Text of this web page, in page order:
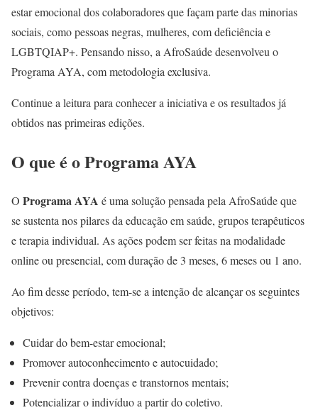
estar emocional dos colaboradores que façam parte das minorias
sociais, como pessoas negras, mulheres, com deficiência e
LGBTQIAP+. Pensando nisso, a AfroSaúde desenvolveu o
Programa AYA, com metodologia exclusiva.
Continue a leitura para conhecer a iniciativa e os resultados já
obtidos nas primeiras edições.
O que é o Programa AYA
O Programa AYA é uma solução pensada pela AfroSaúde que
se sustenta nos pilares da educação em saúde, grupos terapêuticos
e terapia individual. As ações podem ser feitas na modalidade
online ou presencial, com duração de 3 meses, 6 meses ou 1 ano.
Ao fim desse período, tem-se a intenção de alcançar os seguintes
objetivos:
Cuidar do bem-estar emocional;
Promover autoconhecimento e autocuidado;
Prevenir contra doenças e transtornos mentais;
Potencializar o indivíduo a partir do coletivo.